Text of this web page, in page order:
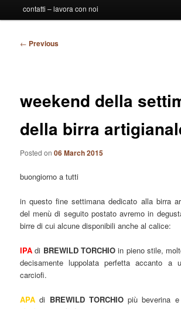
contatti – lavora con noi
Post
← Previous
weekend della
della birra
Posted on06 March 2015
buongiorno a tutti
in questo fine settimana dedicato alla birra
del menù di seguito postato avremo in
birre di cui alcune disponibili anche al calice:
IPA di BREWILD TORCHIOin pieno stile,
decisamente luppolata perfetta accanto a
carciofi.
APA di BREWILD TORCHIOpiù beverina e